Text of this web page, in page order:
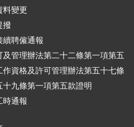
料變更
撥
續聘僱通報
及管理辦法第二十二條第一項第五
資格及許可管理辦法第五十七條
九條第一項第五款證明
時通報